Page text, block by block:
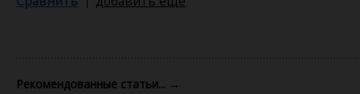
Рекомендованные статьи... →